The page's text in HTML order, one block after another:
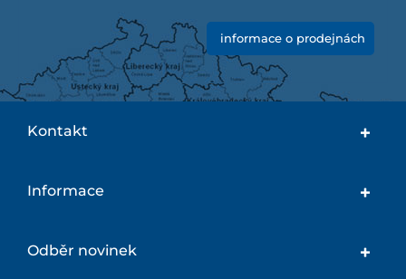
informace o prodejnách
Kontakt
Informace
Odběr novinek